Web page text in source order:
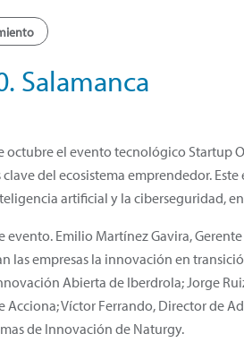
Salamanca
octubre el evento tecnológico Startup
clave del ecosistema emprendedor.
artificial y la ciberseguridad,
evento. Emilio Martínez Gavira,
las empresas la innovación en
Abierta de Iberdrola; Jorge
Víctor Ferrando, Director de
de Innovación de Naturgy.